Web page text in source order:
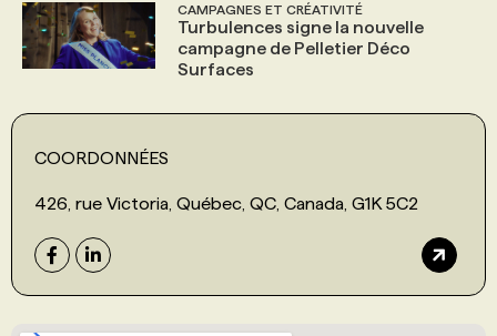
CAMPAGNES ET CRÉATIVITÉ
Turbulences signe la nouvelle
campagne de Pelletier Déco
Surfaces
COORDONNÉES
426, rue Victoria, Québec, QC, Canada, G1K 5C2